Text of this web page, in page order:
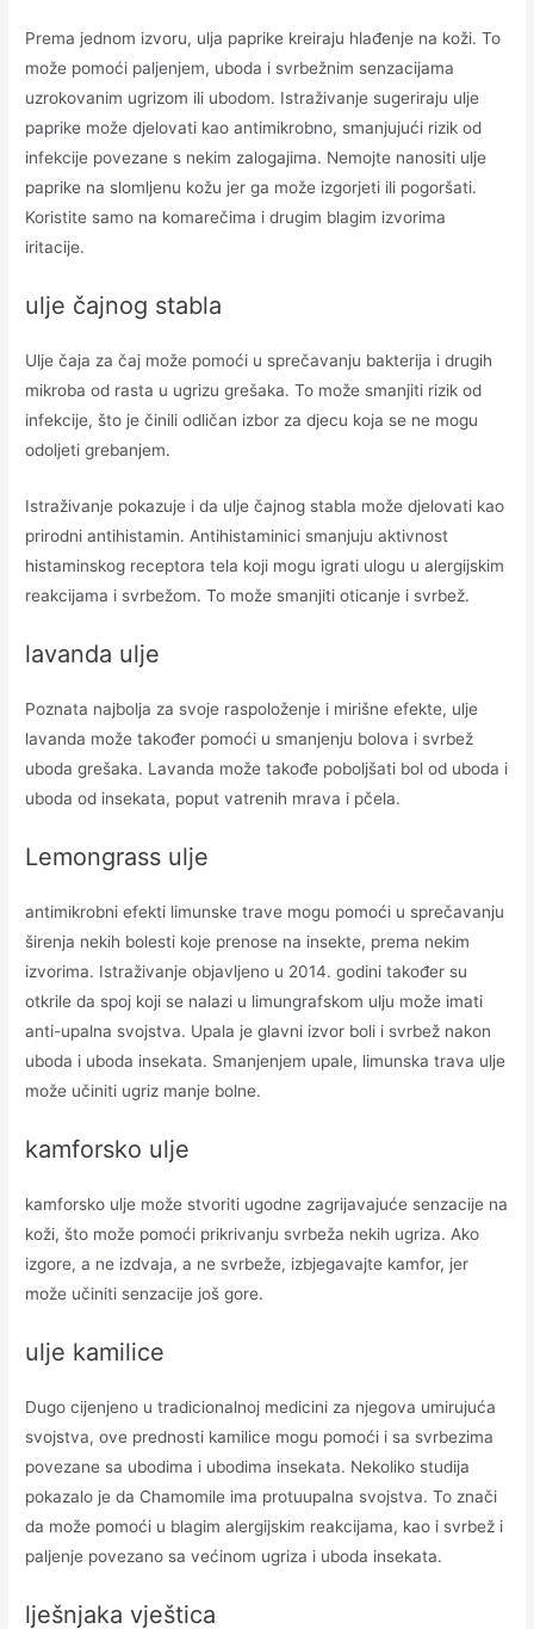
Prema jednom izvoru, ulja paprike kreiraju hlađenje na koži. To
može pomoći paljenjem, uboda i svrbežnim senzacijama
uzrokovanim ugrizom ili ubodom. Istraživanje sugeriraju ulje
paprike može djelovati kao antimikrobno, smanjujući rizik od
infekcije povezane s nekim zalogajima. Nemojte nanositi ulje
paprike na slomljenu kožu jer ga može izgorjeti ili pogoršati.
Koristite samo na komarečima i drugim blagim izvorima
iritacije.
ulje čajnog stabla
Ulje čaja za čaj može pomoći u sprečavanju bakterija i drugih
mikroba od rasta u ugrizu grešaka. To može smanjiti rizik od
infekcije, što je činili odličan izbor za djecu koja se ne mogu
odoljeti grebanjem.
Istraživanje pokazuje i da ulje čajnog stabla može djelovati kao
prirodni antihistamin. Antihistaminici smanjuju aktivnost
histaminskog receptora tela koji mogu igrati ulogu u alergijskim
reakcijama i svrbežom. To može smanjiti oticanje i svrbež.
lavanda ulje
Poznata najbolja za svoje raspoloženje i mirišne efekte, ulje
lavanda može također pomoći u smanjenju bolova i svrbež
uboda grešaka. Lavanda može takođe poboljšati bol od uboda i
uboda od insekata, poput vatrenih mrava i pčela.
Lemongrass ulje
antimikrobni efekti limunske trave mogu pomoći u sprečavanju
širenja nekih bolesti koje prenose na insekte, prema nekim
izvorima. Istraživanje objavljeno u 2014. godini također su
otkrile da spoj koji se nalazi u limungrafskom ulju može imati
anti-upalna svojstva. Upala je glavni izvor boli i svrbež nakon
uboda i uboda insekata. Smanjenjem upale, limunska trava ulje
može učiniti ugriz manje bolne.
kamforsko ulje
kamforsko ulje može stvoriti ugodne zagrijavajuće senzacije na
koži, što može pomoći prikrivanju svrbeža nekih ugriza. Ako
izgore, a ne izdvaja, a ne svrbeže, izbjegavajte kamfor, jer
može učiniti senzacije još gore.
ulje kamilice
Dugo cijenjeno u tradicionalnoj medicini za njegova umirujuća
svojstva, ove prednosti kamilice mogu pomoći i sa svrbezima
povezane sa ubodima i ubodima insekata. Nekoliko studija
pokazalo je da Chamomile ima protuupalna svojstva. To znači
da može pomoći u blagim alergijskim reakcijama, kao i svrbež i
paljenje povezano sa većinom ugriza i uboda insekata.
lješnjaka vještica